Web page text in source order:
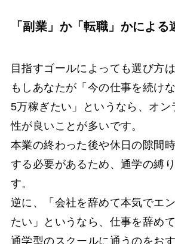
「副業」か「転職」かによる
目指すゴールによっても選び方
もしあなたが「今の仕事を続け
5万稼ぎたい」というなら、オン
性が良いことが多いです。
本業の終わった後や休日の隙間
する必要があるため、通学の縛
す。
逆に、「会社を辞めて本気でエ
たい」というなら、仕事を辞め
通学型のスクールに通うのをおす